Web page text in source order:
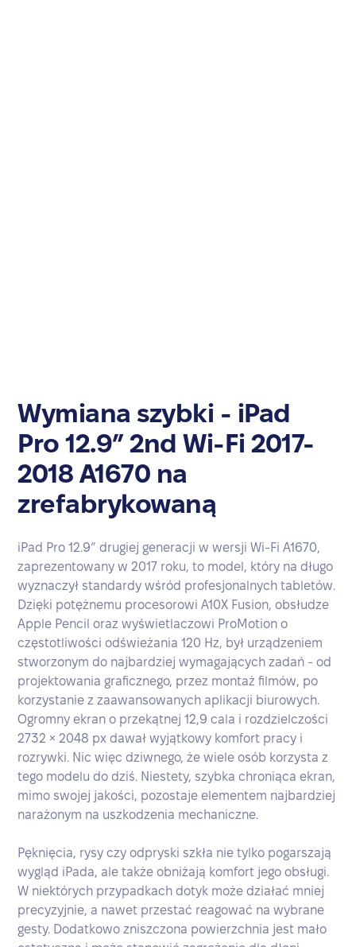
Wymiana szybki - iPad
Pro 12.9” 2nd Wi-Fi 2017-
2018 A1670 na
zrefabrykowaną
iPad Pro 12.9” drugiej generacji w wersji Wi-Fi A1670,
zaprezentowany w 2017 roku, to model, który na długo
wyznaczył standardy wśród profesjonalnych tabletów.
Dzięki potężnemu procesorowi A10X Fusion, obsłudze
Apple Pencil oraz wyświetlaczowi ProMotion o
częstotliwości odświeżania 120 Hz, był urządzeniem
stworzonym do najbardziej wymagających zadań - od
projektowania graficznego, przez montaż filmów, po
korzystanie z zaawansowanych aplikacji biurowych.
Ogromny ekran o przekątnej 12,9 cala i rozdzielczości
2732 × 2048 px dawał wyjątkowy komfort pracy i
rozrywki. Nic więc dziwnego, że wiele osób korzysta z
tego modelu do dziś. Niestety, szybka chroniąca ekran,
mimo swojej jakości, pozostaje elementem najbardziej
narażonym na uszkodzenia mechaniczne.
Pęknięcia, rysy czy odpryski szkła nie tylko pogarszają
wygląd iPada, ale także obniżają komfort jego obsługi.
W niektórych przypadkach dotyk może działać mniej
precyzyjnie, a nawet przestać reagować na wybrane
gesty. Dodatkowo zniszczona powierzchnia jest mało